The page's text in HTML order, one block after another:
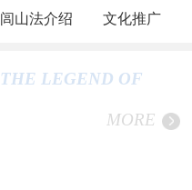
闾山法介绍 文化推广
THE LEGEND OF
MORE